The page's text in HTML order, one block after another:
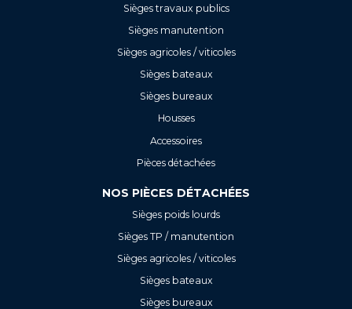
Sièges travaux publics
Sièges manutention
Sièges agricoles / viticoles
Sièges bateaux
Sièges bureaux
Housses
Accessoires
Pièces détachées
NOS PIÈCES DÉTACHÉES
Sièges poids lourds
Sièges TP / manutention
Sièges agricoles / viticoles
Sièges bateaux
Sièges bureaux